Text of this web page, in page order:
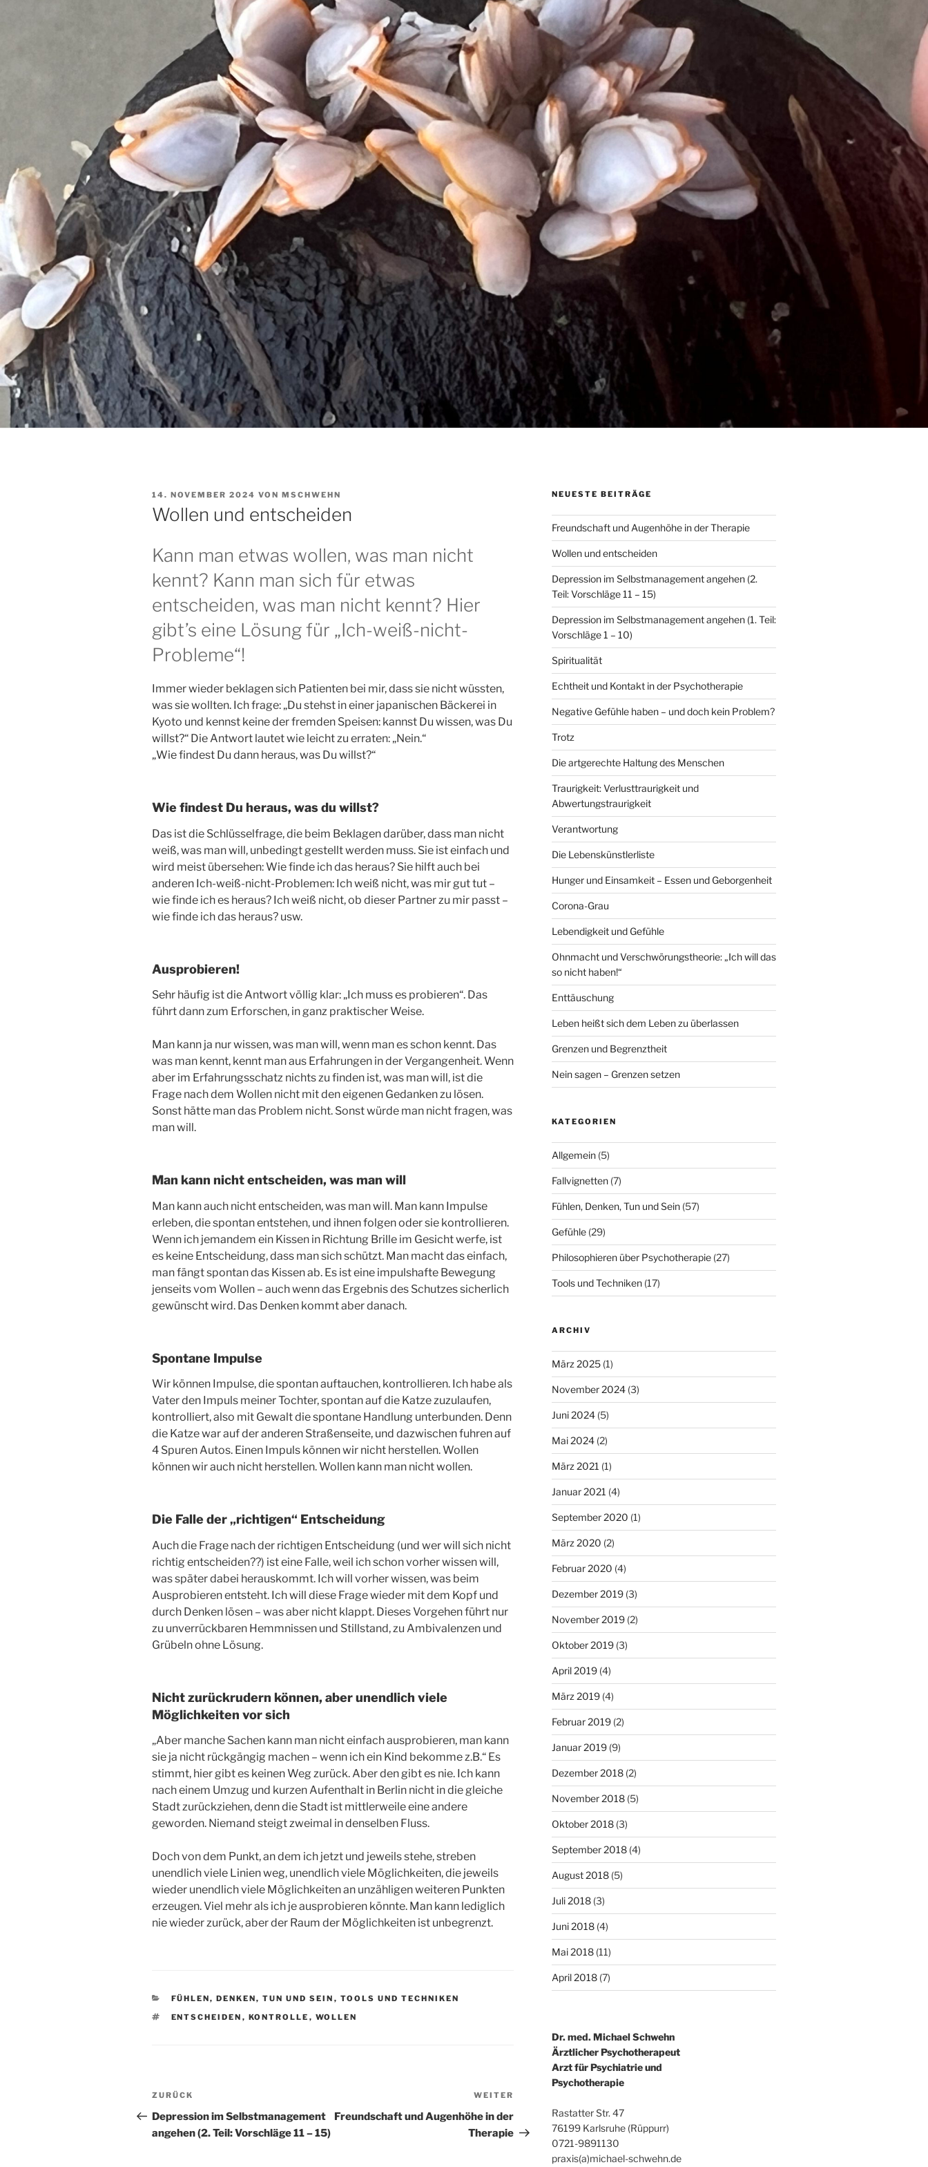
VERÖFFENTLICHT
AM
14. NOVEMBER 2024 VON MSCHWEHN
Wollen und entscheiden
Kann man etwas wollen, was man nicht
kennt? Kann man sich für etwas
entscheiden, was man nicht kennt? Hier
gibt’s eine Lösung für „Ich-weiß-nicht-
Probleme“!
Immer wieder beklagen sich Patienten bei mir, dass sie nicht wüssten,
was sie wollten. Ich frage: „Du stehst in einer japanischen Bäckerei in
Kyoto und kennst keine der fremden Speisen: kannst Du wissen, was Du
willst?“ Die Antwort lautet wie leicht zu erraten: „Nein.“
„Wie findest Du dann heraus, was Du willst?“
Wie findest Du heraus, was du willst?
Das ist die Schlüsselfrage, die beim Beklagen darüber, dass man nicht
weiß, was man will, unbedingt gestellt werden muss. Sie ist einfach und
wird meist übersehen: Wie finde ich das heraus? Sie hilft auch bei
anderen Ich-weiß-nicht-Problemen: Ich weiß nicht, was mir gut tut –
wie finde ich es heraus? Ich weiß nicht, ob dieser Partner zu mir passt –
wie finde ich das heraus? usw.
Ausprobieren!
Sehr häufig ist die Antwort völlig klar: „Ich muss es probieren“. Das
führt dann zum Erforschen, in ganz praktischer Weise.
Man kann ja nur wissen, was man will, wenn man es schon kennt. Das
was man kennt, kennt man aus Erfahrungen in der Vergangenheit. Wenn
aber im Erfahrungsschatz nichts zu finden ist, was man will, ist die
Frage nach dem Wollen nicht mit den eigenen Gedanken zu lösen.
Sonst hätte man das Problem nicht. Sonst würde man nicht fragen, was
man will.
Man kann nicht entscheiden, was man will
Man kann auch nicht entscheiden, was man will. Man kann Impulse
erleben, die spontan entstehen, und ihnen folgen oder sie kontrollieren.
Wenn ich jemandem ein Kissen in Richtung Brille im Gesicht werfe, ist
es keine Entscheidung, dass man sich schützt. Man macht das einfach,
man fängt spontan das Kissen ab. Es ist eine impulshafte Bewegung
jenseits vom Wollen – auch wenn das Ergebnis des Schutzes sicherlich
gewünscht wird. Das Denken kommt aber danach.
Spontane Impulse
Wir können Impulse, die spontan auftauchen, kontrollieren. Ich habe als
Vater den Impuls meiner Tochter, spontan auf die Katze zuzulaufen,
kontrolliert, also mit Gewalt die spontane Handlung unterbunden. Denn
die Katze war auf der anderen Straßenseite, und dazwischen fuhren auf
4 Spuren Autos. Einen Impuls können wir nicht herstellen. Wollen
können wir auch nicht herstellen. Wollen kann man nicht wollen.
Die Falle der „richtigen“ Entscheidung
Auch die Frage nach der richtigen Entscheidung (und wer will sich nicht
richtig entscheiden??) ist eine Falle, weil ich schon vorher wissen will,
was später dabei herauskommt. Ich will vorher wissen, was beim
Ausprobieren entsteht. Ich will diese Frage wieder mit dem Kopf und
durch Denken lösen – was aber nicht klappt. Dieses Vorgehen führt nur
zu unverrückbaren Hemmnissen und Stillstand, zu Ambivalenzen und
Grübeln ohne Lösung.
Nicht zurückrudern können, aber unendlich viele
Möglichkeiten vor sich
„Aber manche Sachen kann man nicht einfach ausprobieren, man kann
sie ja nicht rückgängig machen – wenn ich ein Kind bekomme z.B.“ Es
stimmt, hier gibt es keinen Weg zurück. Aber den gibt es nie. Ich kann
nach einem Umzug und kurzen Aufenthalt in Berlin nicht in die gleiche
Stadt zurückziehen, denn die Stadt ist mittlerweile eine andere
geworden. Niemand steigt zweimal in denselben Fluss.
Doch von dem Punkt, an dem ich jetzt und jeweils stehe, streben
unendlich viele Linien weg, unendlich viele Möglichkeiten, die jeweils
wieder unendlich viele Möglichkeiten an unzähligen weiteren Punkten
erzeugen. Viel mehr als ich je ausprobieren könnte. Man kann lediglich
nie wieder zurück, aber der Raum der Möglichkeiten ist unbegrenzt.
KATEGORIEN
FÜHLEN, DENKEN, TUN UND SEIN , TOOLS UND TECHNIKEN
SCHLAGWÖRTER
ENTSCHEIDEN , KONTROLLE , WOLLEN
Beitragsnavigation
Vorheriger
Beitrag
ZURÜCK
Depression im Selbstmanagement
angehen (2. Teil: Vorschläge 11 – 15)
Beitrag
WEITER
Freundschaft und Augenhöhe in der
Therapie
NEUESTE BEITRÄGE
Freundschaft und Augenhöhe in der Therapie
Wollen und entscheiden
Depression im Selbstmanagement angehen (2.
Teil: Vorschläge 11 – 15)
Depression im Selbstmanagement angehen (1. Teil:
Vorschläge 1 – 10)
Spiritualität
Echtheit und Kontakt in der Psychotherapie
Negative Gefühle haben – und doch kein Problem?
Trotz
Die artgerechte Haltung des Menschen
Traurigkeit: Verlusttraurigkeit und
Abwertungstraurigkeit
Verantwortung
Die Lebenskünstlerliste
Hunger und Einsamkeit – Essen und Geborgenheit
Corona-Grau
Lebendigkeit und Gefühle
Ohnmacht und Verschwörungstheorie: „Ich will das
so nicht haben!“
Enttäuschung
Leben heißt sich dem Leben zu überlassen
Grenzen und Begrenztheit
Nein sagen – Grenzen setzen
KATEGORIEN
Allgemein(5)
Fallvignetten(7)
Fühlen, Denken, Tun und Sein(57)
Gefühle(29)
Philosophieren über Psychotherapie(27)
Tools und Techniken(17)
ARCHIV
März 2025(1)
November 2024(3)
Juni 2024(5)
Mai 2024(2)
März 2021 (1)
Januar 2021 (4)
September 2020 (1)
März 2020 (2)
Februar 2020 (4)
Dezember 2019(3)
November 2019(2)
Oktober 2019(3)
April 2019(4)
März 2019(4)
Februar 2019(2)
Januar 2019(9)
Dezember 2018(2)
November 2018(5)
Oktober 2018(3)
September 2018(4)
August 2018(5)
Juli 2018(3)
Juni 2018(4)
Mai 2018(11)
April 2018(7)
Dr. med. Michael Schwehn
Ärztlicher Psychotherapeut
Arzt für Psychiatrie und
Psychotherapie
Rastatter Str. 47
76199 Karlsruhe (Rüppurr)
0721-9891130
praxis(a)michael-schwehn.de